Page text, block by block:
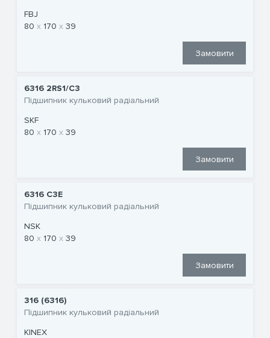
FBJ
80
170 39
Замовити
6316 2RS1/C3
Підшипник кульковий радіальний
SKF
80
170 39
Замовити
6316 C3E
Підшипник кульковий радіальний
NSK
80
170 39
Замовити
316 (6316)
Підшипник кульковий радіальний
KINEX